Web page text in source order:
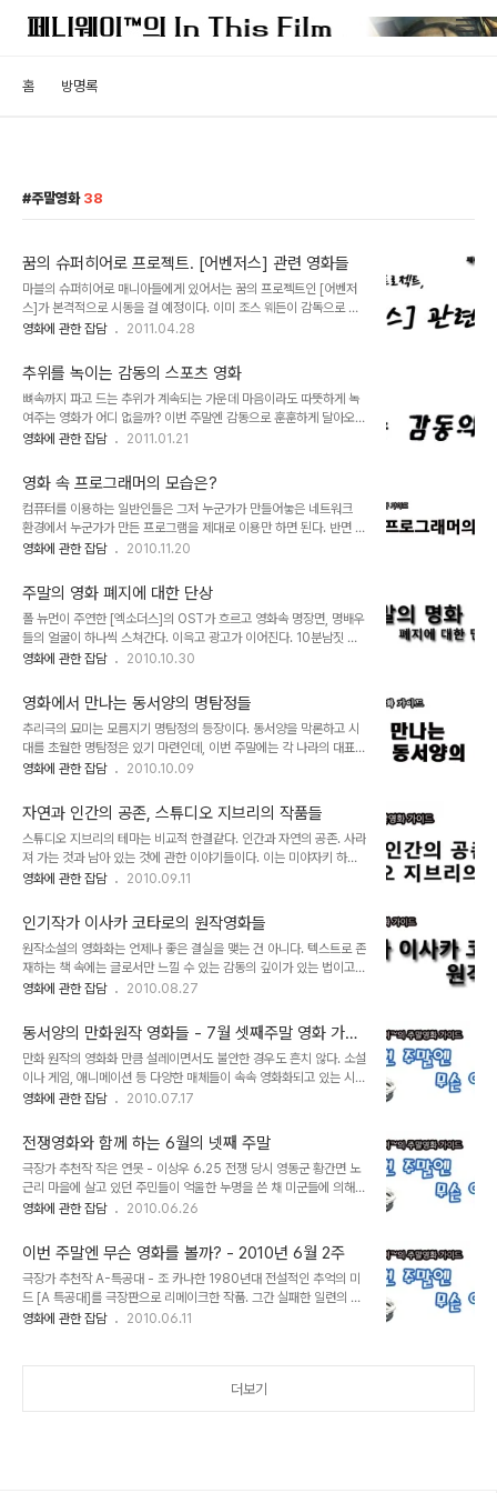
홈 방명록
주말영화 38
꿈의 슈퍼히어로 프로젝트. [어벤저스] 관련 영화들
마블의 슈퍼히어로 매니아들에게 있어서는 꿈의 프로젝트인 [어벤저
스]가 본격적으로 시동을 걸 예정이다. 이미 조스 웨든이 감독으로 선
임되어 2012년을 목표로 하고 있는 만큼 '어벤저스'를 온전히 즐기기
[어벤저스]에 출연할 슈퍼히어로들을 만나보는 시간을 갖도록 하자.
아이언맨 - 존 파브로 [어벤저스]를 향한 가장 강력한 떡밥을 제공했
던 시작점. 군수업체로 제벌이 된 토니 스타크가 테러단체에 납치된 이
후 아이언맨으로 거듭나면서 최첨단 테크놀러지 기술을 이용한 슈퍼
히어로가 된다는 이야기를 그렸다. 1편의 중간에 캡틴 아메리카의 방
[어벤저스]의 가능성을 처음으로 알렸다..
영화에 관한 잡담 2011.04.28
추위를 녹이는 감동의 스포츠 영화
뼈속까지 파고 드는 추위가 계속되는 가운데 마음이라도 따뜻하게 녹
여주는 영화가 어디 없을까? 이번 주말엔 감동으로 훈훈하게 달아오를
수 있는 스포츠 영화를 보는게 어떨까. 개봉작을 포함한 네 편의 영화
부로 등록된 성심학교 야구부의 감동적인 인간 승리의 드라마. 귀가 들
리지 않는 아이들로 구성된 야구부에 왕년의 야구스타지만 지금은 퇴
물이 되어 버린 투수가 코치로 부임하면서 벌어지는 이야기를 기존 스
포츠 영화의 안전한 공식으로 풀어낸 작품이다. 2시간 20분의 긴 러
닝타임이 다소 부담되긴 하지만 유머와 위트, 그리고 감동이 잘 조화되
수로 등장해 극의 흐름을 주도한다. 조금..
영화에 관한 잡담 2011.01.21
영화 속 프로그래머의 모습은?
컴퓨터를 이용하는 일반인들은 그저 누군가가 만들어놓은 네트워크
환경에서 누군가가 만든 프로그램을 제대로 이용만 하면 된다. 반면 프
로그램 개발자들은 입장이 다르다. 그들에게 있어 컴퓨터는 단지 흥미
프로그래머가 주인공으로 등장하는 세 편의 영화를 선정해 감상하는
시간을 가져보자. 소셜 네트워크 - 데이빗 핀처 실화를 바탕으로 만든
데이빗 핀처의 신작. 장르는 딱히 규정짓기가 모호한데, 일견 스릴러로
서의 묘미도 있지만 전반적으로는 '페이스북'이라는 SNS 서비스의 창
업 비화를 다룬 드라마로 보는 편이 낫겠다. 페이스북의 창시자 마크
들을 속도감 넘치는 교차편집과 함께 데이빗 ..
영화에 관한 잡담 2010.11.20
주말의 영화 폐지에 대한 단상
폴 뉴먼이 주연한 [엑소더스]의 OST가 흐르고 영화속 명장면, 명배우
들의 얼굴이 하나씩 스쳐간다. 이윽고 광고가 이어진다. 10분남짓 지
루한 광고를 보고나면 드디어 시작한다. '주말의 명화'가. 지금으로부
중파 TV방송에 있어서 빼놓을 수 없는 필수품 같은거였다. 극장은 엄
두도 못내고 비디오 렌탈료 1000원이 아까워 주말을 기다리는 나같
은 지지리 궁상도 있었을거고 딱히 주말의 늦은밤에 딱히 할 일이 없어
TV앞에 앉은 이들도 있었을 것이고, 여튼 '주말의 명화'는 1969년 8
월 9일 [바렌티노]를 방영한 이래 40년이 넘는 장수 프로그램으로 자
도 마지막을 장식한 영화가..
영화에 관한 잡담 2010.10.30
영화에서 만나는 동서양의 명탐정들
추리극의 묘미는 모름지기 명탐정의 등장이다. 동서양을 막론하고 시
대를 초월한 명탐정은 있기 마련인데, 이번 주말에는 각 나라의 대표적
인 명탐정이 등장하는 영화를 감상하는 시간을 갖도록 하자. 적인걸:
중국 역사 최초의 여황제 측천무후의 즉위를 앞두고 인체발화를 이용
한 의문의 연속살인사건을 수사하는 적인걸의 활약을 그린 미스테리
무협 판타지물이다. 여기에 등장하는 적인걸은 실존 인물로 당나라 시
대의 재상을 지난 정치인이지만 재상의 직위에 오르기 전 사법기관에
서 관리인으로 재직하며 뛰어난 판결능력을 통해 명성을 쌓은 인물. 특
서 단 한번의 오심을 남기지 않을 만큼 뛰어난 것..
영화에 관한 잡담 2010.10.09
자연과 인간의 공존, 스튜디오 지브리의 작품들
스튜디오 지브리의 테마는 비교적 한결같다. 인간과 자연의 공존. 사라
져 가는 것과 남아 있는 것에 관한 이야기들이다. 이는 미야자키 하야
오 감독의 [바람의 계곡 나우시카] 이후 지속적으로 재기된 문제로서
지구상의 환경은 급속도로 위협을 받고 있으며, 이로 인한 폐해도 만만
치 않다는 걸 볼때 이같은 지브리표 애니메이션의 선구안은 꽤나 놀라
운 것이라 하겠다. 이번 주말에는 인간과 자연의 공존을 외치는 지브리
애니메이션과 함께 보내보도록 하자. 마루 밑 아리에티 - 요네바야시
히로마사 사실상 2선으로 물러선 미야자키 하야오가 후계 체제를 검
출을 담당해 지브리 특유의 동화적..
영화에 관한 잡담 2010.09.11
인기작가 이사카 코타로의 원작영화들
원작소설의 영화화는 언제나 좋은 결실을 맺는 건 아니다. 텍스트로 존
재하는 책 속에는 글로서만 느낄 수 있는 감동의 깊이가 있는 법이고
이를 영상으로 옮긴다는 건 그만큼 관객들의 상상력을 제한한다는 뜻
이 있으니 바로 나카무라 요시히로 감독. 그는 한 살 터울인 원작자 이
사카 코타로의 작품 세 편을 영상으로 옮기며 작가와의 끈끈한 친분만
큼이나 밀도높은 원작의 영화화를 이루어 냈다는 평가를 받았다. 이번
주말에는 이사카 코타로의 원작을 영화로 옮긴 나카무라 요시히로의
영화들을 감상해 보도록 하자. 집오리와 들오리의 코인로커 - 나카무
Blowin’ in the wind를 따라 부르는..
영화에 관한 잡담 2010.08.27
동서양의 만화원작 영화들 - 7월 셋째주말 영화 가이
드
만화 원작의 영화화 만큼 설레이면서도 불안한 경우도 흔치 않다. 소설
이나 게임, 애니메이션 등 다양한 매체들이 속속 영화화되고 있는 시점
이지만 그림과 텍스트가 공존하는 만화를 스크린으로 옮긴다는 것은
만화에 기반한 영화 몇편을 감상해 보는 건 어떨까? 이끼 - 강우석 윤
태호 원작의 웹툰을 영화화한 스릴러물. 탄탄한 내러티브와 긴장감이
살아 숨쉬는 원작의 세밀한 묘사에는 미치지 못한다는 것이 중평이지
만 그래도 오락적 요소와 추가된 '강우석표 상업영화'로서는 부족함이
없다. 원작자가 애초부터 염두에 두었던 주인공 류해국 역의 박해일과
튀는 연기가 화면을 압도한다. 정통 스릴..
영화에 관한 잡담 2010.07.17
전쟁영화와 함께 하는 6월의 넷째 주말
극장가 추천작 작은 연못 - 이상우 6.25 전쟁 당시 영동군 황간면 노
근리 마을에 살고 있던 주민들이 억울한 누명을 쓴 채 미군들에 의해
몰살되다시피 학살당한 사건을 다룬 작품. 142명의 배우, 229명의
스타급 배우들이 노게런티로 참여해 화제가 되었다. 아무것도 모른채
전쟁의 피해자가 된, 그리고 진실은 저너머에 묻혀 버린 민족의 비극을
심도있게 파헤진 작품이지만 의욕적인 제작과는 달리 전체적인 구성
면에서는 약간의 아쉬움을 남긴다. 6.25 전쟁 60주기를 맞아 재개
봉. 60년 전, 사선에서 감독 박성미 (2010 / 한국) 출연 상세보기
영화에 관한 잡담 2010.06.26
이번 주말엔 무슨 영화를 볼까? - 2010년 6월 2주
극장가 추천작 A-특공대 - 조 카나한 1980년대 전설적인 추억의 미
드 [A 특공대]를 극장판으로 리메이크한 작품. 그간 실패한 일련의 리
메이크 프로젝트와 비교해 보면 준수한 수준의 영화다. 경쾌한 팝콘무
트 키드 - 해럴드 즈워트 1980년대 청춘스타 랄프 마치오와 팻 모리
영화에 관한 잡담 2010.06.11
더보기